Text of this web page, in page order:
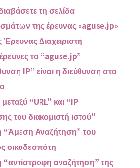
τη σελίδα
της έρευνας «aguse.jp»
Διαχειριστή
το “aguse.jp”
IP” είναι η διεύθυνση στο
“URL” και “IP
του διακομιστή ιστού”
η “Άμεση Αναζήτηση” του
οικοδεσπότη
η “αντίστροφη αναζήτηση” της